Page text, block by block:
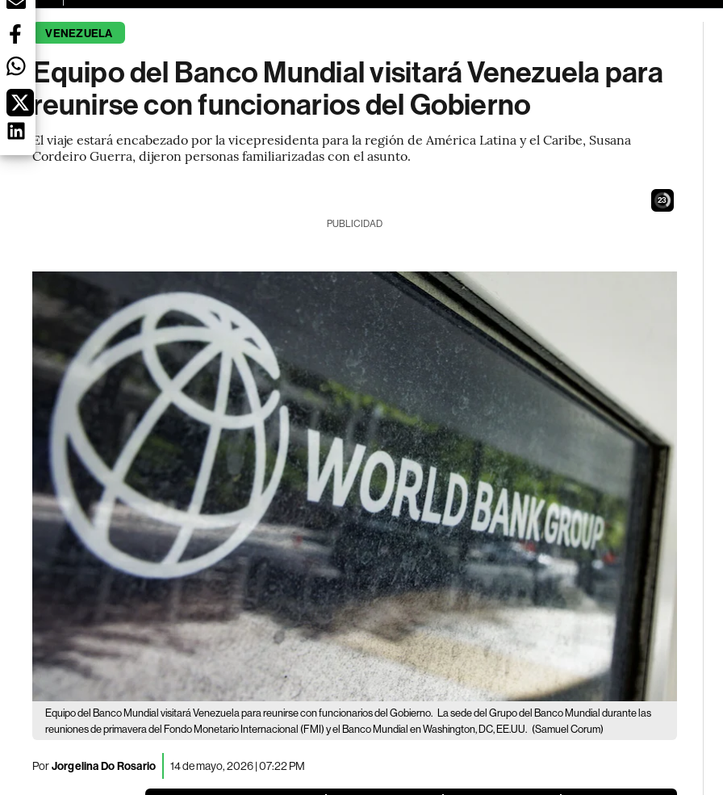
VENEZUELA
Equipo del Banco Mundial visitará Venezuela para
reunirse con funcionarios del Gobierno
El viaje estará encabezado por la vicepresidenta para la región de América Latina y el Caribe, Susana
Cordeiro Guerra, dijeron personas familiarizadas con el asunto.
21
PUBLICIDAD
Equipo del Banco Mundial visitará Venezuela para reunirse con funcionarios del Gobierno. La sede del Grupo del Banco Mundial durante las
reuniones de primavera del Fondo Monetario Internacional (FMI) y el Banco Mundial en Washington, DC, EE.UU. (Samuel Corum)
PorJorgelina Do Rosario 14 de mayo, 2026 | 07:22 PM